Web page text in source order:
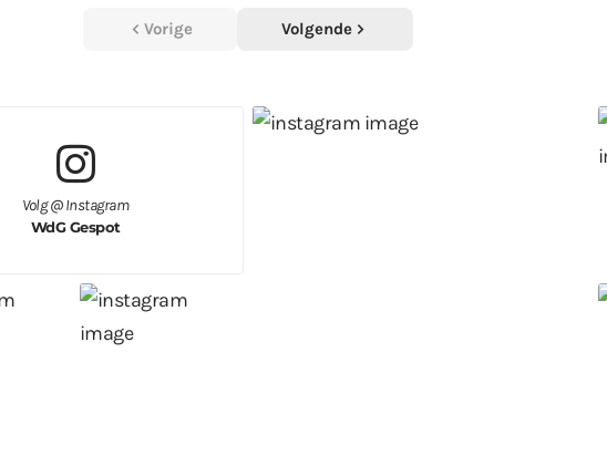
Vorige Volgende
Volg @ Instagram
WdG Gespot